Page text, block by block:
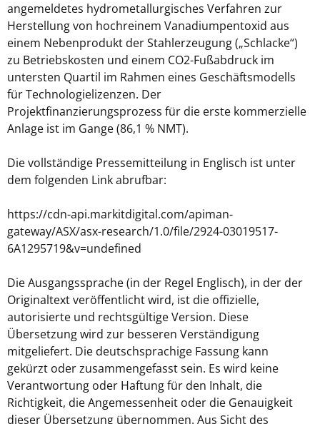
angemeldetes hydrometallurgisches Verfahren zur
Herstellung von hochreinem Vanadiumpentoxid aus
einem Nebenprodukt der Stahlerzeugung („Schlacke“)
zu Betriebskosten und einem CO2-Fußabdruck im
untersten Quartil im Rahmen eines Geschäftsmodells
für Technologielizenzen. Der
Projektfinanzierungsprozess für die erste kommerzielle
Anlage ist im Gange (86,1 % NMT).
Die vollständige Pressemitteilung in Englisch ist unter
dem folgenden Link abrufbar:
https://cdn-api.markitdigital.com/apiman-
gateway/ASX/asx-research/1.0/file/2924-03019517-
6A1295719&v=undefined
Die Ausgangssprache (in der Regel Englisch), in der der
Originaltext veröffentlicht wird, ist die offizielle,
autorisierte und rechtsgültige Version. Diese
Übersetzung wird zur besseren Verständigung
mitgeliefert. Die deutschsprachige Fassung kann
gekürzt oder zusammengefasst sein. Es wird keine
Verantwortung oder Haftung für den Inhalt, die
Richtigkeit, die Angemessenheit oder die Genauigkeit
dieser Übersetzung übernommen. Aus Sicht des